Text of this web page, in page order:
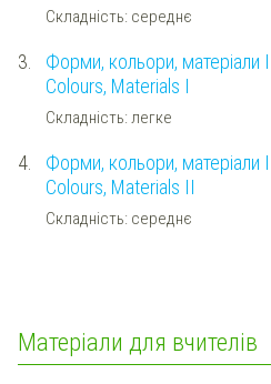
Складність: середнє
3.
Форми, кольори, матеріали
Colours, Materials I
Складність: легке
4.
Форми, кольори, матеріали
Colours, Materials II
Складність: середнє
Матеріали для вчителів